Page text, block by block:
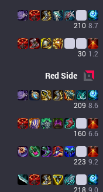
210 8.7
30 1.2
RedSide
209 8.6
160 6.6
223 9.2
218 9.0